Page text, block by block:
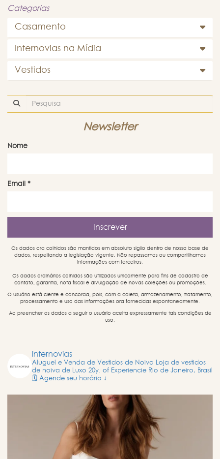
Categorias
Casamento
Internovias na Mídia
Vestidos
Newsletter
Nome
Email *
Os dados ora colhidos são mantidos em absoluto sigilo dentro de nossa base de
dados, respeitando a legislação vigente. Não repassamos ou compartilhamos
informações com terceiros.
Os dados ordinários colhidos são utilizados unicamente para fins de cadastro de
contato, garantia, nota fiscal e divulgação de novas coleções ou promoções.
O usuário está ciente e concorda, pois, com a coleta, armazenamento, tratamento,
processamento e uso das informações ora fornecidas espontaneamente.
Ao preencher os dados a seguir o usuário aceita expressamente tais condições de
uso.
internovias
Aluguel e Venda de Vestidos de Noiva Loja de vestidos
de noiva de Luxo 20y. of Experiencie Rio de Janeiro, Brasil
🗓️ Agende seu horário ↓